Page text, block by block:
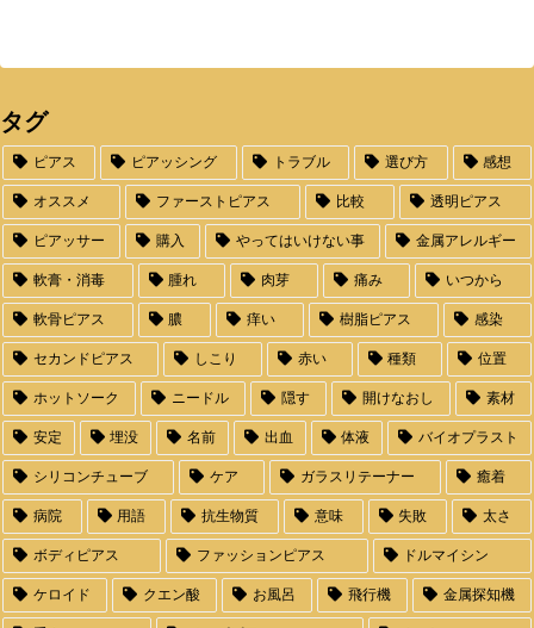
タグ
ピアス ピアッシング トラブル 選び方 感想
オススメ ファーストピアス 比較 透明ピアス
ピアッサー 購入 やってはいけない事 金属アレルギー
軟膏・消毒 腫れ 肉芽 痛み いつから
軟骨ピアス 膿 痒い 樹脂ピアス 感染
セカンドピアス しこり 赤い 種類 位置
ホットソーク ニードル 隠す 開けなおし 素材
安定 埋没 名前 出血 体液 バイオプラスト
シリコンチューブ ケア ガラスリテーナー 癒着
病院 用語 抗生物質 意味 失敗 太さ
ボディピアス ファッションピアス ドルマイシン
ケロイド クエン酸 お風呂 飛行機 金属探知機